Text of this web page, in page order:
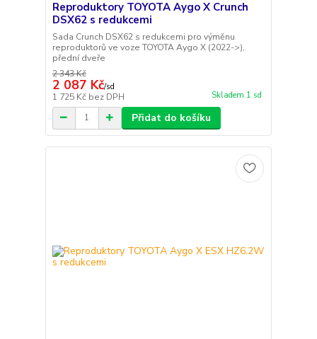
Reproduktory TOYOTA Aygo X Crunch
DSX62 s redukcemi
Sada Crunch DSX62 s redukcemi pro výměnu
reproduktorů ve voze TOYOTA Aygo X (2022->),
přední dveře
2 343 Kč
2 087 Kč/sd
1 725 Kč bez DPH Skladem 1 sd
Přidat do košíku